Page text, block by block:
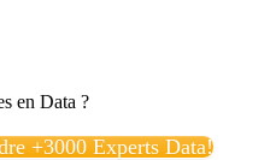
en Data ?
+3000 Experts Data!